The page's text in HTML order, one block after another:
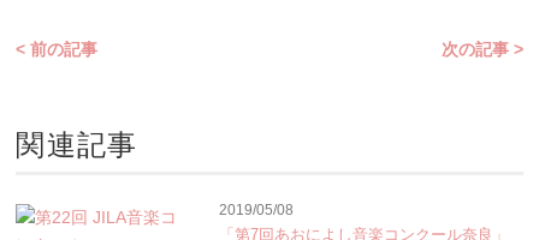
< 前の記事 次の記事 >
関連記事
2019/05/08
「第7回あおによし音楽コンクール奈良」